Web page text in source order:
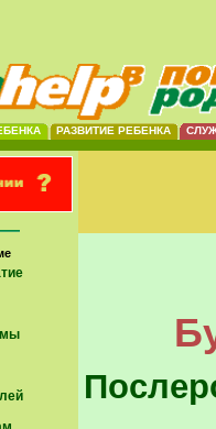
РАЗВИТИЕ РЕБЕНКА